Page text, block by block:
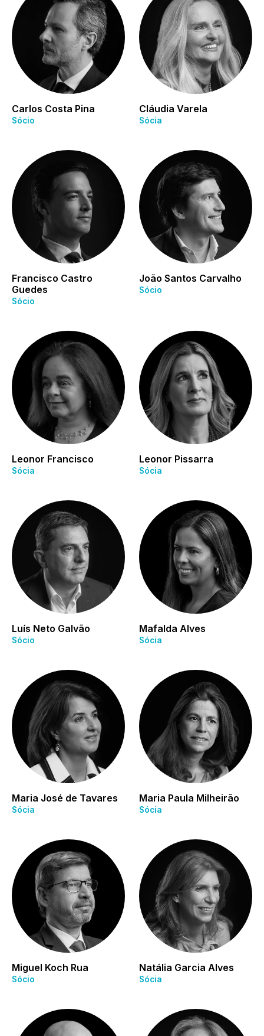
Carlos Costa Pina
Sócio
Cláudia Varela
Sócia
Francisco Castro
Guedes
Sócio
João Santos Carvalho
Sócio
Leonor Francisco
Sócia
Leonor Pissarra
Sócia
Luís Neto Galvão
Sócio
Mafalda Alves
Sócia
Maria José de Tavares
Sócia
Maria Paula Milheirão
Sócia
Miguel Koch Rua
Sócio
Natália Garcia Alves
Sócia